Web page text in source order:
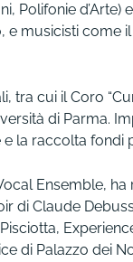
Polifonie
e musicisti come
cui il Coro
di Parma.
la raccolta fondi
Ensemble, ha
di Claude
di Palazzo dei